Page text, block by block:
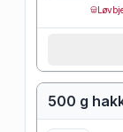
500 g